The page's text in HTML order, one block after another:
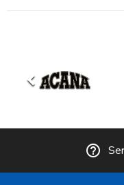
keyboard_arrow_left
help_outline